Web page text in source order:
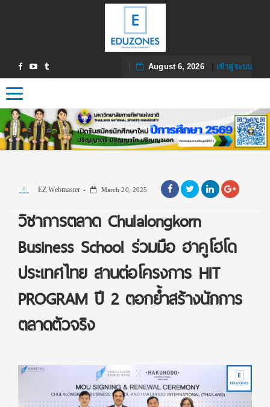
August 6, 2026| เข้าสู่ระบบ
Toggle navigation
EZ Webmaster March 20, 2025
วิชาการตลาด Chulalongkorn
Business School ร่วมมือ ฮาคูโฮโด
ประเทศไทย สานต่อโครงการ HIT
PROGRAM ปี 2 ตอกย้ำสร้างนักการ
ตลาดตัวจริง